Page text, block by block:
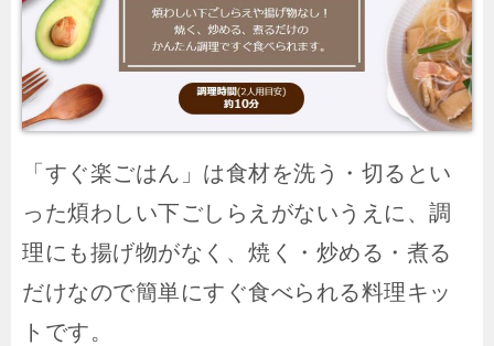
「すぐ楽ごはん」は食材を洗う・切るとい
った煩わしい下ごしらえがないうえに、調
理にも揚げ物がなく、焼く・炒める・煮る
だけなので簡単にすぐ食べられる料理キッ
トです。